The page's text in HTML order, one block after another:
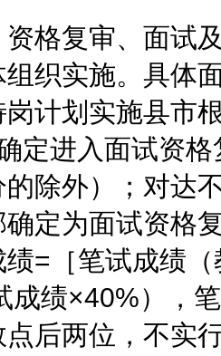
复审、面试及
组织实施。具体
计划实施县市
定进入面试资
的除外）；对达
定为面试资格
绩=［笔试成绩
成绩×40%），
后两位，不实